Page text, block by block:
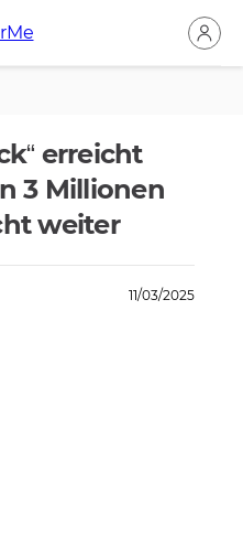
erreicht
3 Millionen
weiter
11/03/2025